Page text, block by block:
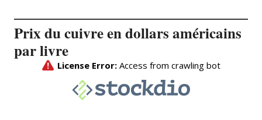
Prix du cuivre en dollars américains
par livre